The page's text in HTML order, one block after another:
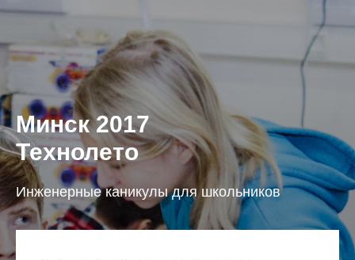
Минск 2017
Технолето
Инженерные каникулы для школьников